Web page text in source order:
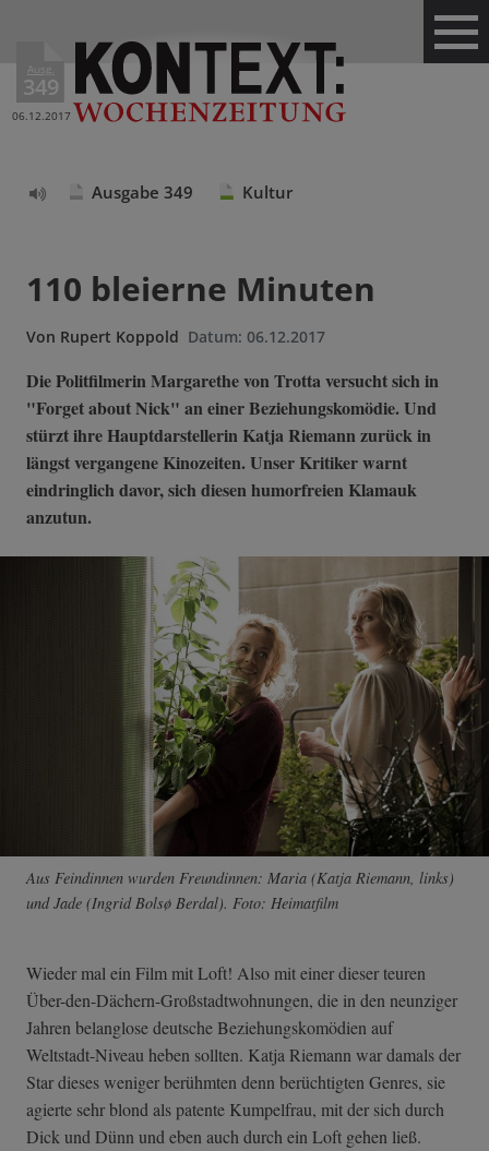
Ausg.
349
06.12.2017
Ausgabe 349 Kultur
110 bleierne Minuten
Von Rupert Koppold Datum: 06.12.2017
Die Politfilmerin Margarethe von Trotta versucht sich in
"Forget about Nick" an einer Beziehungskomödie. Und
stürzt ihre Hauptdarstellerin Katja Riemann zurück in
längst vergangene Kinozeiten. Unser Kritiker warnt
eindringlich davor, sich diesen humorfreien Klamauk
anzutun.
Aus Feindinnen wurden Freundinnen: Maria (Katja Riemann, links)
und Jade (Ingrid Bolsø Berdal). Foto: Heimatfilm
Wieder mal ein Film mit Loft! Also mit einer dieser teuren
Über-den-Dächer­n-Großstadtwohn­ungen, die in den neunziger
Jahren belanglose deutsche Beziehungskomödien auf
Weltstadt-Niveau heben sollten. Katja Riemann war damals der
Star dieses weniger berühmten denn berüchtigten Genres, sie
agierte sehr blond als patente Kumpelfrau, mit der sich durch
Dick und Dünn und eben auch durch ein Loft gehen ließ.